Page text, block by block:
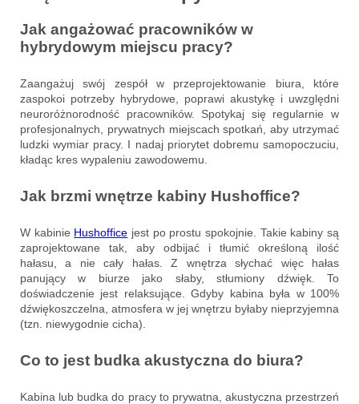
Jak angażować pracowników w
hybrydowym miejscu pracy?
Zaangażuj swój zespół w przeprojektowanie biura, które
zaspokoi potrzeby hybrydowe, poprawi akustykę i uwzględni
neuroróżnorodność pracowników. Spotykaj się regularnie w
profesjonalnych, prywatnych miejscach spotkań, aby utrzymać
ludzki wymiar pracy. I nadaj priorytet dobremu samopoczuciu,
kładąc kres wypaleniu zawodowemu.
Jak brzmi wnętrze kabiny Hushoffice?
W kabinie Hushoffice jest po prostu spokojnie. Takie kabiny są
zaprojektowane tak, aby odbijać i tłumić określoną ilość
hałasu, a nie cały hałas. Z wnętrza słychać więc hałas
panujący w biurze jako słaby, stłumiony dźwięk. To
doświadczenie jest relaksujące. Gdyby kabina była w 100%
dźwiękoszczelna, atmosfera w jej wnętrzu byłaby nieprzyjemna
(tzn. niewygodnie cicha).
Co to jest budka akustyczna do biura?
Kabina lub budka do pracy to prywatna, akustyczna przestrzeń